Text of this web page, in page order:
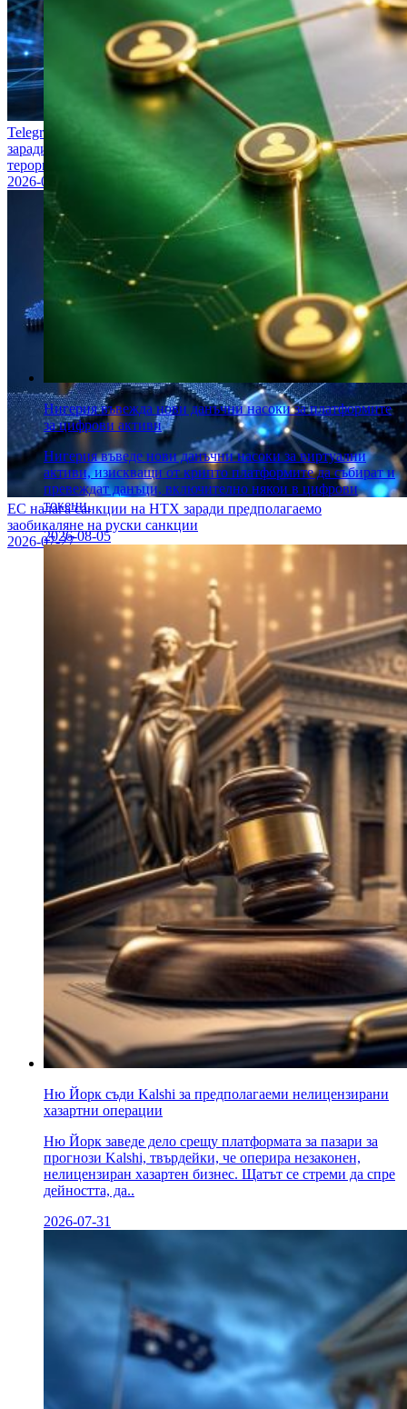
Telegram е изправен пред австралийски съдебни действия
заради предполагаеми провали със съдържание, свързано с
тероризъм
2026-07-30
ЕС налага санкции на HTX заради предполагаемо
заобикаляне на руски санкции
2026-07-27
Нигерия въвежда нови данъчни насоки за платформите
за цифрови активи
Нигерия въведе нови данъчни насоки за виртуални
активи, изискващи от крипто платформите да събират и
превеждат данъци, включително някои в цифрови
токени.
2026-08-05
Ню Йорк съди Kalshi за предполагаеми нелицензирани
хазартни операции
Ню Йорк заведе дело срещу платформата за пазари за
прогнози Kalshi, твърдейки, че оперира незаконен,
нелицензиран хазартен бизнес. Щатът се стреми да спре
дейността, да..
2026-07-31